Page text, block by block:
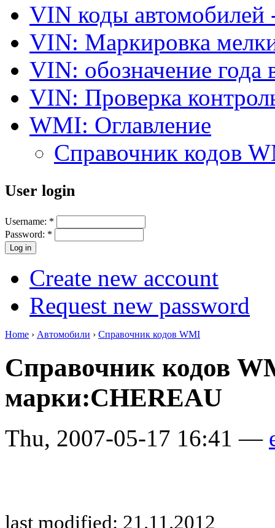
VIN коды автомобилей
VIN: Маркировка
VIN: обозначение года
VIN: Проверка
WMI: Оглавление
Справочник кодов
User login
Username: *
Password: *
Create new account
Request new password
Home › Автомобили › Справочник кодов WMI
Справочник кодов
марки:CHEREAU
Thu, 2007-05-17 16:41 —
last modified: 21.11.2012